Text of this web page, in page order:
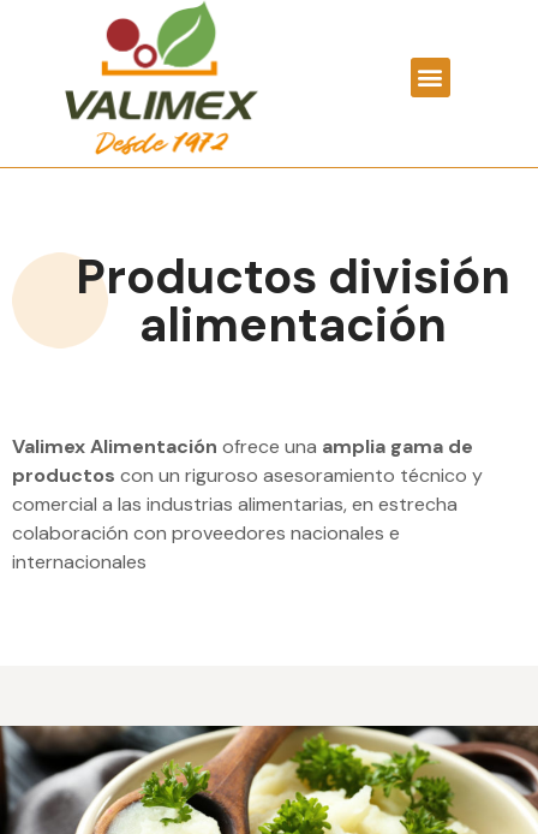
Productos división
alimentación
Valimex Alimentación ofrece una amplia gama de
productos con un riguroso asesoramiento técnico y
comercial a las industrias alimentarias, en estrecha
colaboración con proveedores nacionales e
internacionales